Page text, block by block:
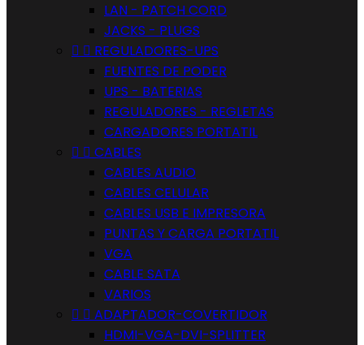
LAN - PATCH CORD
JACKS - PLUGS
  REGULADORES-UPS
FUENTES DE PODER
UPS - BATERIAS
REGULADORES - REGLETAS
CARGADORES PORTATIL
  CABLES
CABLES AUDIO
CABLES CELULAR
CABLES USB E IMPRESORA
PUNTAS Y CARGA PORTATIL
VGA
CABLE SATA
VARIOS
  ADAPTADOR-COVERTIDOR
HDMI-VGA-DVI-SPLITTER